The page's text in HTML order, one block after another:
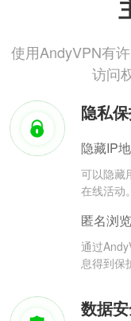
使用AndyVPN有
访问
隐私
隐藏IP
可以隐藏
在线活动。
匿名浏览
通过
息得到保
数据